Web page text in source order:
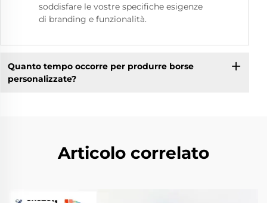
soddisfare le vostre specifiche esigenze
di branding e funzionalità.
Quanto tempo occorre per produrre borse
personalizzate?
Articolo correlato